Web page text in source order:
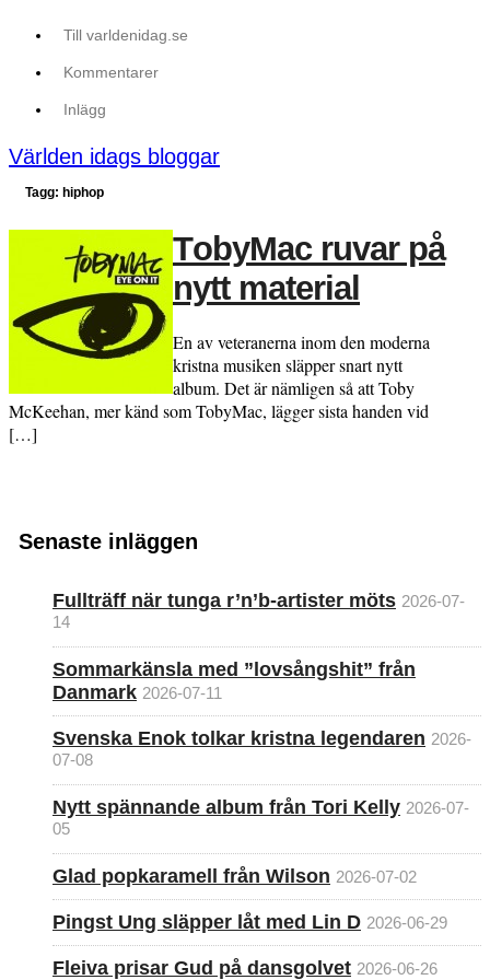
Till varldenidag.se
Kommentarer
Inlägg
Världen idags bloggar
Tagg: hiphop
TobyMac ruvar på
nytt material
En av veteranerna inom den moderna
kristna musiken släpper snart nytt
album. Det är nämligen så att Toby
McKeehan, mer känd som TobyMac, lägger sista handen vid
[…]
Senaste inläggen
Fullträff när tunga r’n’b-artister möts 2026-07-
14
Sommarkänsla med ”lovsångshit” från
Danmark 2026-07-11
Svenska Enok tolkar kristna legendaren 2026-
07-08
Nytt spännande album från Tori Kelly 2026-07-
05
Glad popkaramell från Wilson 2026-07-02
Pingst Ung släpper låt med Lin D 2026-06-29
Fleiva prisar Gud på dansgolvet 2026-06-26